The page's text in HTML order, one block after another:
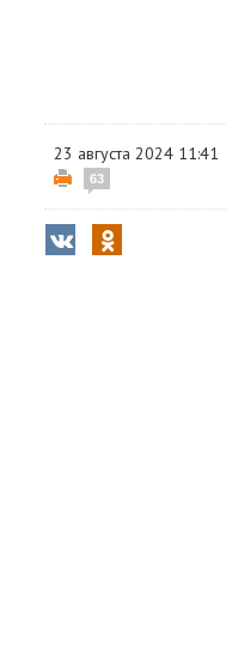
23 августа 2024 11:41
63